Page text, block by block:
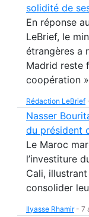
solidité de
En réponse
LeBrief, le
étrangères a
Madrid reste
coopération
Rédaction LeBrief
Nasser
du président
Le Maroc
l’investiture
Cali,
consolider
Ilyasse Rhamir- 7